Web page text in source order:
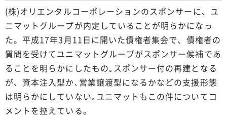
(株)オリエンタルコーポレーションのスポンサーに、ユ
ニマットグループが内定していることが明らかになっ
た。平成17年3月11日に開いた債権者集会で、債権者の
質問を受けてユニマットグループがスポンサー候補であ
ることを明らかにしたもの｡スポンサー付の再建となる
が、資本注入型か､営業譲渡型になるかなどの支援形態
は明らかにしていない｡ユニマットもこの件についてコ
メントを控えている。